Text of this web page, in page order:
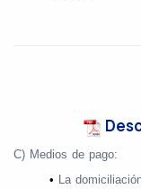
C) Medios de pago:
• La